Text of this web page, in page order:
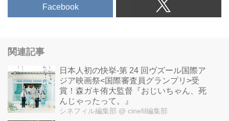
Facebook
関連記事
日本人初の快挙-第 24 回ヴズール国際ア
ジア映画祭<国際審査員グランプリ>受
賞！森ガキ侑大監督『おじいちゃん、死
んじゃったって。』
シネフィル編集部 @ cinefil編集部